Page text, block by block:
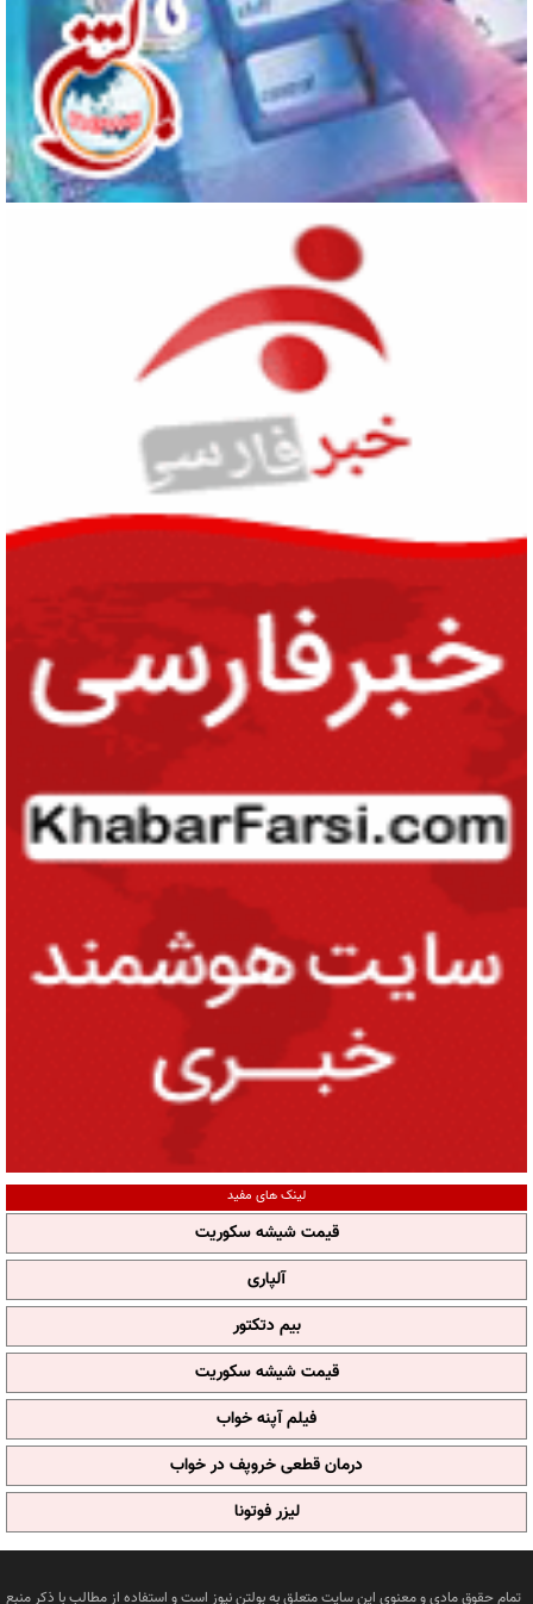
لینک های مفید
قیمت شیشه سکوریت
آلپاری
بیم دتکتور
قیمت شیشه سکوریت
فیلم آپنه خواب
درمان قطعی خروپف در خواب
لیزر فوتونا
تمام حقوق مادی و معنوی این سایت متعلق به بولتن نیوز است و استفاده از مطالب با ذکر منبع